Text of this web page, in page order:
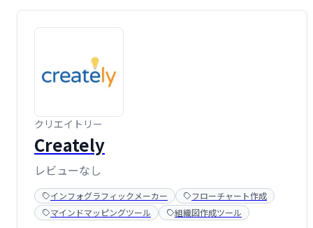
クリエイトリー
Creately
レビューなし
インフォグラフィックメーカー
フローチャート作成
マインドマッピングツール
組織図作成ツール